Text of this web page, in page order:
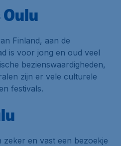
Finland, aan de
is voor jong en oud veel
bezienswaardigheden,
zijn er vele culturele
festivals.
en vast een bezoekje